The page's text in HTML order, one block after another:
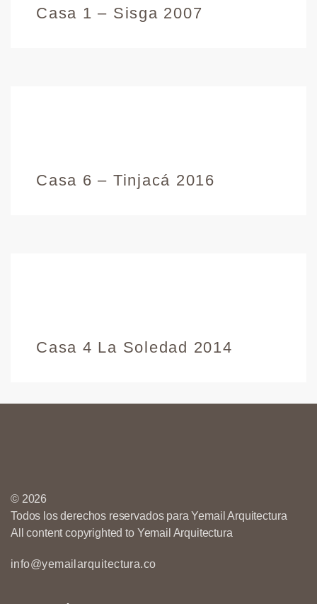
Casa 1 – Sisga 2007
Casa 6 – Tinjacá 2016
Casa 4 La Soledad 2014
© 2026
Todos los derechos reservados para Yemail Arquitectura
All content copyrighted to Yemail Arquitectura
info@yemailarquitectura.co